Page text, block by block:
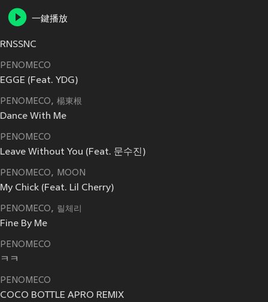
一鍵播放
RNSSNC
PENOMECO
EGGE (Feat. YDG)
PENOMECO 楊東根
Dance With Me
PENOMECO
Leave Without You (Feat. 문수진)
PENOMECO MOON
My Chick (Feat. Lil Cherry)
PENOMECO 릴체리
Fine By Me
PENOMECO
ㅋㅋ
PENOMECO
COCO BOTTLE APRO REMIX